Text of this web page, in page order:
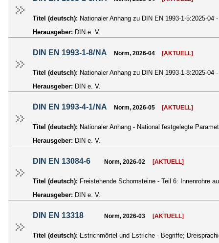
Titel (deutsch): Nationaler Anhang zu DIN EN 1993-1-5:2025-
Herausgeber: DIN e. V.
DIN EN 1993-1-8/NA Norm, 2026-04 [AKTUELL]
Titel (deutsch): Nationaler Anhang zu DIN EN 1993-1-8:2025-
Herausgeber: DIN e. V.
DIN EN 1993-4-1/NA Norm, 2026-05 [AKTUELL]
Titel (deutsch): Nationaler Anhang - National festgelegte
Herausgeber: DIN e. V.
DIN EN 13084-6 Norm, 2026-02 [AKTUELL]
Titel (deutsch): Freistehende Schornsteine - Teil 6: Innenrohre
Herausgeber: DIN e. V.
DIN EN 13318 Norm, 2026-03 [AKTUELL]
Titel (deutsch): Estrichmörtel und Estriche - Begriffe;